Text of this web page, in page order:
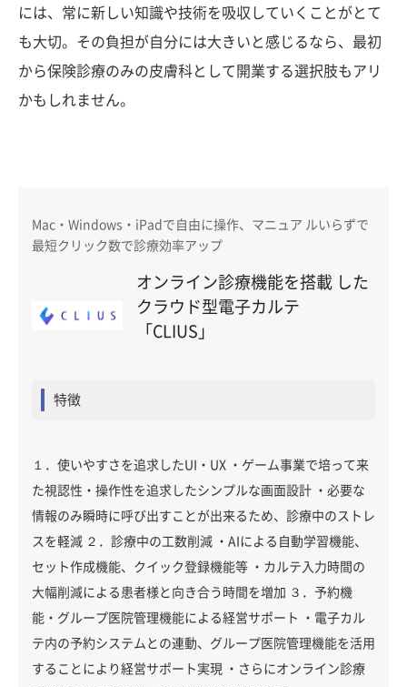
には、常に新しい知識や技術を吸収していくことがとて
も大切。その負担が自分には大きいと感じるなら、最初
から保険診療のみの皮膚科として開業する選択肢もアリ
かもしれません。
Mac・Windows・iPadで自由に操作、マニュア ルいらずで
最短クリック数で診療効率アップ
オンライン診療機能を搭載 した
クラウド型電子カルテ
「CLIUS」
特徴
１．使いやすさを追求したUI・UX ・ゲーム事業で培って来
た視認性・操作性を追求したシンプルな画面設計 ・必要な
情報のみ瞬時に呼び出すことが出来るため、診療中のストレ
スを軽減 ２．診療中の工数削減 ・AIによる自動学習機能、
セット作成機能、クイック登録機能等 ・カルテ入力時間の
大幅削減による患者様と向き合う時間を増加 ３．予約機
能・グループ医院管理機能による経営サポート ・電子カル
テ内の予約システムとの連動、グループ医院管理機能を活用
することにより経営サポート実現 ・さらにオンライン診療